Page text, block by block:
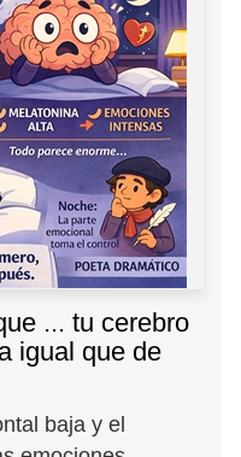
... tu cerebro
igual que de
baja y el